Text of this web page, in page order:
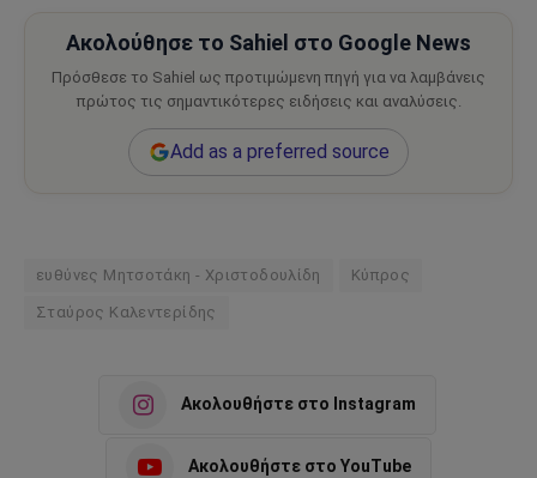
Ακολούθησε το Sahiel στο Google News
Πρόσθεσε το Sahiel ως προτιμώμενη πηγή για να λαμβάνεις
πρώτος τις σημαντικότερες ειδήσεις και αναλύσεις.
Add as a preferred source
ευθύνες Μητσοτάκη - Χριστοδουλίδη Κύπρος
Σταύρος Καλεντερίδης
Ακολουθήστε στο Instagram
Ακολουθήστε στο YouTube